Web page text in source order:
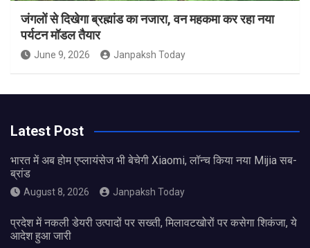
जंगलों से दिखेगा ब्रह्मांड का नजारा, वन महकमा कर रहा नया
पर्यटन मॉडल तैयार
June 9, 2026 Janpaksh Today
Latest Post
भारत में अब होम एप्लायंसेज भी बेचेगी Xiaomi, लॉन्च किया नया Mijia सब-
ब्रांड
August 8, 2026 Janpaksh Today
प्रदेश में नकली डेयरी उत्पादों पर सख्ती, मिलावटखोरों पर कसेगा शिकंजा, ये
आदेश हुआ जारी